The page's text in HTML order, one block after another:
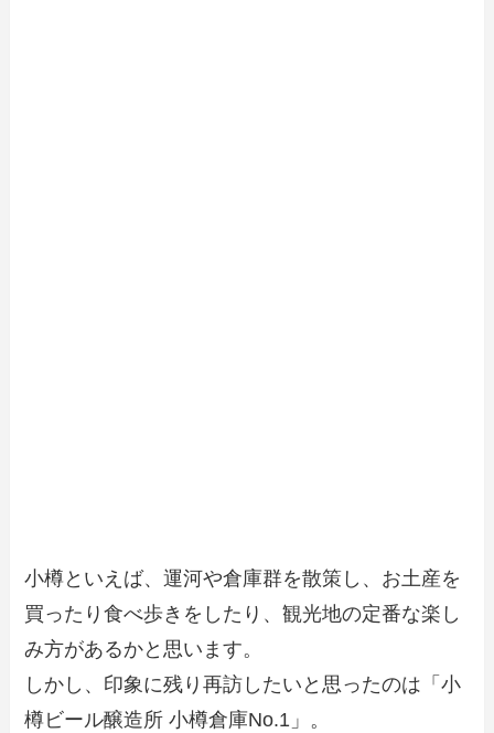
小樽といえば、運河や倉庫群を散策し、お土産を
買ったり食べ歩きをしたり、観光地の定番な楽し
み方があるかと思います。
しかし、印象に残り再訪したいと思ったのは「小
樽ビール醸造所 小樽倉庫No.1」。